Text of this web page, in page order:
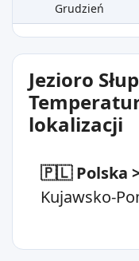
Grudzień
Jezioro
lokalizacji
🇵🇱 Polska
Kujawsko-